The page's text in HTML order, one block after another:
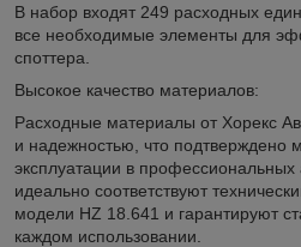
В набор входят 249 расходных
все необходимые элементы для
споттера.
Высокое качество материалов:
Расходные материалы от Хорекс
и надежностью, что подтверждено
эксплуатации в профессиональных
идеально соответствуют
модели HZ 18.641 и гарантируют
каждом использовании.